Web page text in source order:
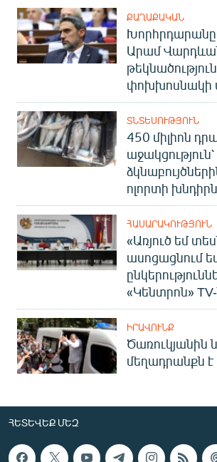
ՔԱՂԱՔԱԿԱՆ
Խորհրդարանը
Արամ
փոխխոսնակի
ՏՆՏԵՍՈՒԹՅՈՒՆ
450 միլիոն
աջակցություն՝
ոլորտի
ՀԱՍԱՐԱԿՈՒԹՅՈՒՆ
«Առյուծ եմ
ասոցացնում
«Կենտրոն»
ԻՐԱՎՈՒՆՔ
Ծառուկյանին
մեղադրանքն
ՀԵՏԵՎԵՔ ՄԵԶ